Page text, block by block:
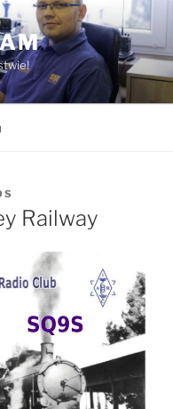
Railway